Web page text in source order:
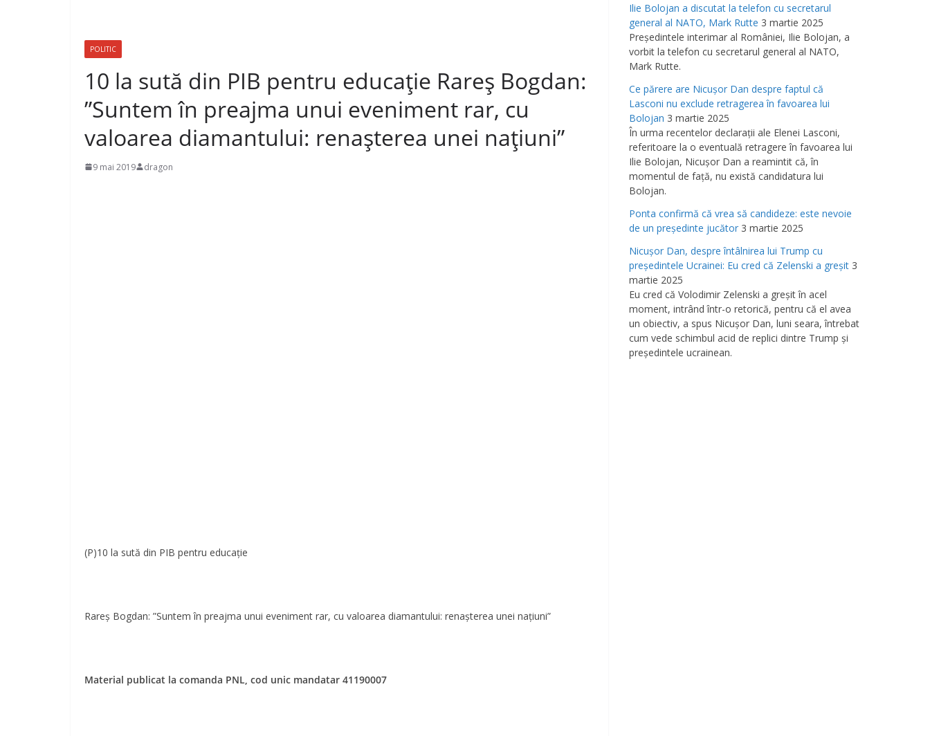
POLITIC
10 la sută din PIB pentru educație Rareș Bogdan:
”Suntem în preajma unui eveniment rar, cu
valoarea diamantului: renașterea unei națiuni”
9 mai 2019 dragon
(P)10 la sută din PIB pentru educație
Rareș Bogdan: ”Suntem în preajma unui eveniment rar, cu valoarea diamantului: renașterea unei națiuni”
Material publicat la comanda PNL, cod unic mandatar 41190007
Ilie Bolojan a discutat la telefon cu secretarul
general al NATO, Mark Rutte 3 martie 2025
Preşedintele interimar al României, Ilie Bolojan, a
vorbit la telefon cu secretarul general al NATO,
Mark Rutte.
Ce părere are Nicuşor Dan despre faptul că
Lasconi nu exclude retragerea în favoarea lui
Bolojan 3 martie 2025
În urma recentelor declaraţii ale Elenei Lasconi,
referitoare la o eventuală retragere în favoarea lui
Ilie Bolojan, Nicuşor Dan a reamintit că, în
momentul de faţă, nu există candidatura lui
Bolojan.
Ponta confirmă că vrea să candideze: este nevoie
de un preşedinte jucător 3 martie 2025
Nicuşor Dan, despre întâlnirea lui Trump cu
preşedintele Ucrainei: Eu cred că Zelenski a greşit 3
martie 2025
Eu cred că Volodimir Zelenski a greşit în acel
moment, intrând într-o retorică, pentru că el avea
un obiectiv, a spus Nicuşor Dan, luni seara, întrebat
cum vede schimbul acid de replici dintre Trump şi
preşedintele ucrainean.